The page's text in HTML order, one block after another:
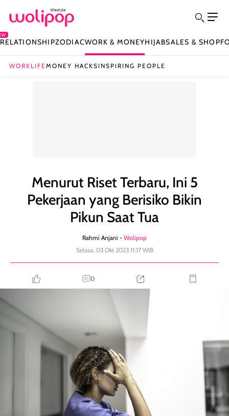
RELATIONSHIPZODIACWORK & MONEYHIJABSALES & SHOP
WORKLIFEMONEY HACKS INSPIRING PEOPLE
Menurut Riset Terbaru, Ini 5
Pekerjaan yang Berisiko Bikin
Pikun Saat Tua
Rahmi Anjani - Wolipop
Selasa, 03 Okt 2023 11:17 WIB
0